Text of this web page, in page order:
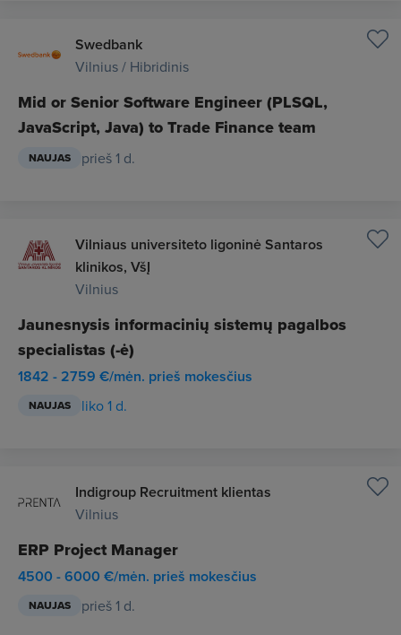
Swedbank
Vilnius / Hibridinis
Mid or Senior Software Engineer (PLSQL,
JavaScript, Java) to Trade Finance team
NAUJAS prieš 1 d.
Vilniaus universiteto ligoninė Santaros
klinikos, VšĮ
Vilnius
Jaunesnysis informacinių sistemų pagalbos
specialistas (-ė)
1842 - 2759 €/mėn. prieš mokesčius
NAUJAS liko 1 d.
Indigroup Recruitment klientas
Vilnius
ERP Project Manager
4500 - 6000 €/mėn. prieš mokesčius
NAUJAS prieš 1 d.